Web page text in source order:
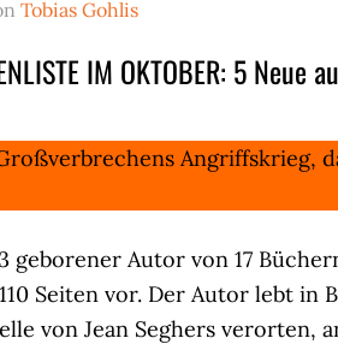
Tobias Gohlis
IM OKTOBER: 5
Angriffskrieg,
geborener Autor von 17
Seiten vor. Der Autor lebt in
von Jean Seghers verorten,